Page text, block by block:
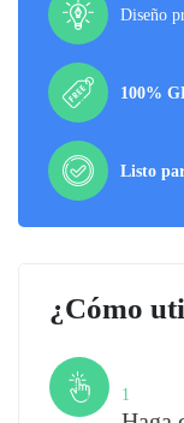
Diseño
100%
Listo
¿Cómo
1